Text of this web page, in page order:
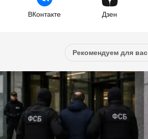
ВКонтакте Дзен
Рекомендуем для вас